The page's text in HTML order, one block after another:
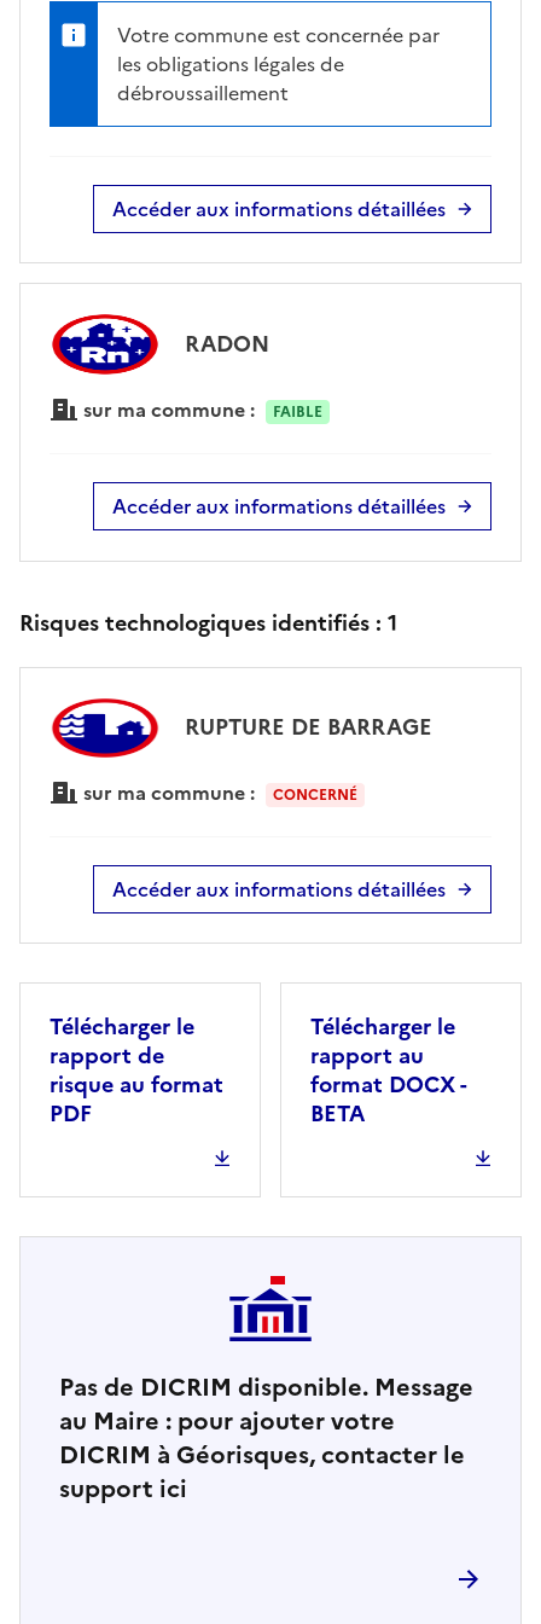
Votre commune est concernée par
les obligations légales de
débroussaillement
Accéder aux informations détaillées
RADON
sur ma commune : FAIBLE
Accéder aux informations détaillées
Risques technologiques identifiés : 1
RUPTURE DE BARRAGE
sur ma commune : CONCERNÉ
Accéder aux informations détaillées
Télécharger le
rapport de
risque au format
PDF
Télécharger le
rapport au
format DOCX -
BETA
Pas de DICRIM disponible. Message
au Maire : pour ajouter votre
DICRIM à Géorisques, contacter le
support ici